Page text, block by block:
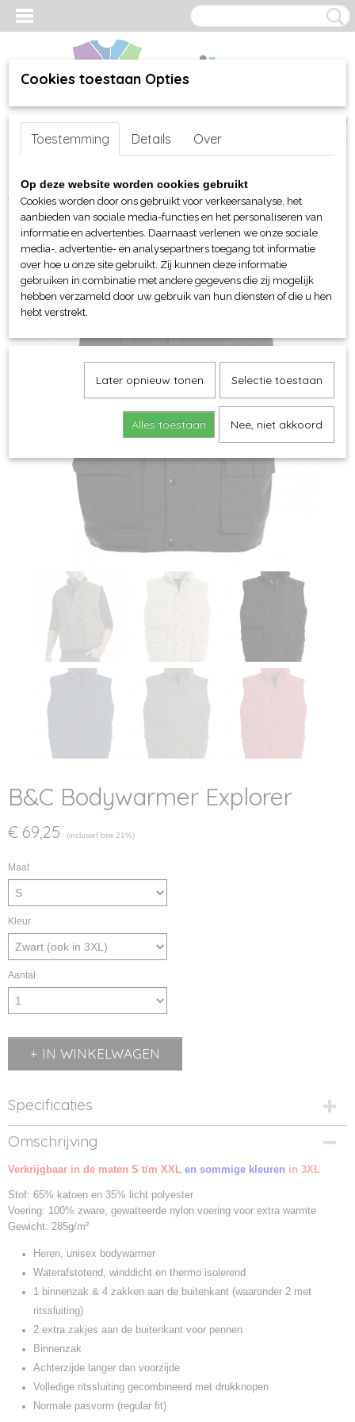
Inloggen Registreren
(0)
Home >webshop>Per merk >B&C> Voor hem (unisex)
en Bodywarmers> B&C Bodywarmer Explorer
B&C Bodywarmer Explorer
€ 69,25 (inclusief btw 21%)
Maat
Kleur
Aantal
IN WINKELWAGEN
Specificaties
Productcode
JU880-1
Productcode leverancier
Omschrijving
Verkrijgbaar in de maten S t/m XXL en sommige kleuren in 3XL
Stof: 65% katoen en 35% licht polyester
Voering: 100% zware, gewatteerde nylon voering voor extra warmte
Gewicht: 285g/m²
Heren, unisex bodywarmer
Waterafstotend, winddicht en thermo isolerend
1 binnenzak & 4 zakken aan de buitenkant (waaronder 2 met
ritssluiting)
2 extra zakjes aan de buitenkant voor pennen
Binnenzak
Achterzijde langer dan voorzijde
Volledige ritssluiting gecombineerd met drukknopen
Normale pasvorm (regular fit)
Cookies toestaan Opties
Toestemming Details Over
Op deze website worden cookies gebruikt
Cookies worden door ons gebruikt voor verkeersanalyse, het
aanbieden van sociale media-functies en het personaliseren van
informatie en advertenties. Daarnaast verlenen we onze sociale
media-, advertentie- en analysepartners toegang tot informatie
over hoe u onze site gebruikt. Zij kunnen deze informatie
gebruiken in combinatie met andere gegevens die zij mogelijk
hebben verzameld door uw gebruik van hun diensten of die u hen
hebt verstrekt.
Later opnieuw tonen Selectie toestaan
Alles toestaan Nee, niet akkoord